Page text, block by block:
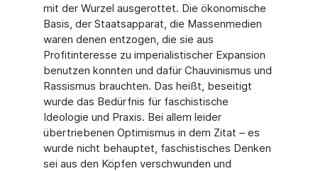
mit der Wurzel ausgerottet. Die ökonomische
Basis, der Staatsapparat, die Massenmedien
waren denen entzogen, die sie aus
Profitinteresse zu imperialistischer Expansion
benutzen konnten und dafür Chauvinismus und
Rassismus brauchten. Das heißt, beseitigt
wurde das Bedürfnis für faschistische
Ideologie und Praxis. Bei allem leider
übertriebenen Optimismus in dem Zitat – es
wurde nicht behauptet, faschistisches Denken
sei aus den Köpfen verschwunden und